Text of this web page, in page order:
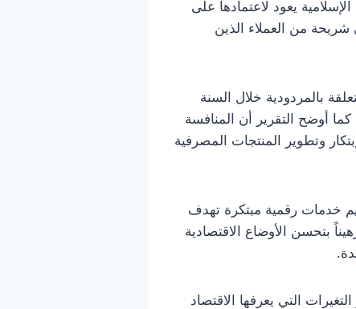
يعود لاعتمادها على
شريحة من العملاء الذين
بالمردودية خلال السنة
أوضح التقرير أن المنافسة
وتطوير المنتجات المصرفية
خدمات رقمية مبتكرة تهدف
بتحسن الأوضاع الاقتصادية
التي يعرفها الاقتصاد